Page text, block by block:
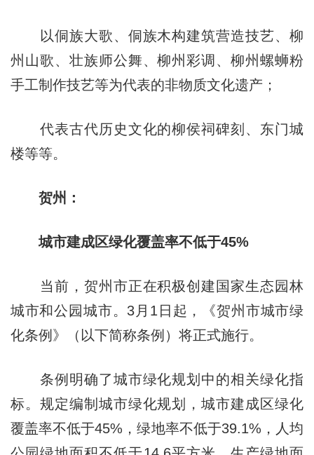
以侗族大歌、侗族木构建筑营造技艺、柳
州山歌、壮族师公舞、柳州彩调、柳州螺蛳粉
手工制作技艺等为代表的非物质文化遗产；
代表古代历史文化的柳侯祠碑刻、东门城
楼等等。
贺州：
城市建成区绿化覆盖率不低于45%
当前，贺州市正在积极创建国家生态园林
城市和公园城市。3月1日起，《贺州市城市绿
化条例》（以下简称条例）将正式施行。
条例明确了城市绿化规划中的相关绿化指
标。规定编制城市绿化规划，城市建成区绿化
覆盖率不低于45%，绿地率不低于39.1%，人均